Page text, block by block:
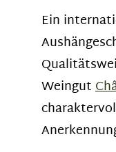
Ein
Weingut